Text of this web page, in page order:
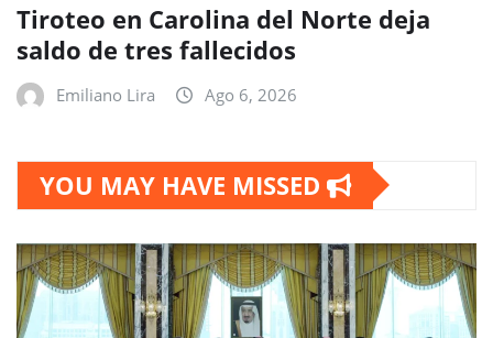
Tiroteo en Carolina del Norte deja
saldo de tres fallecidos
Emiliano Lira Ago 6, 2026
YOU MAY HAVE MISSED